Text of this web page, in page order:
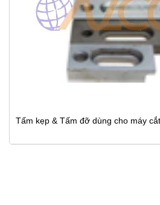
Tấm kẹp & Tấm đỡ dùng cho máy